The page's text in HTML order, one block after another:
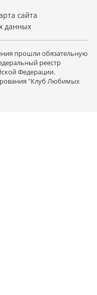
сайта
данных
прошли обязательную
реестр
Федерации.
"Клуб Любимых